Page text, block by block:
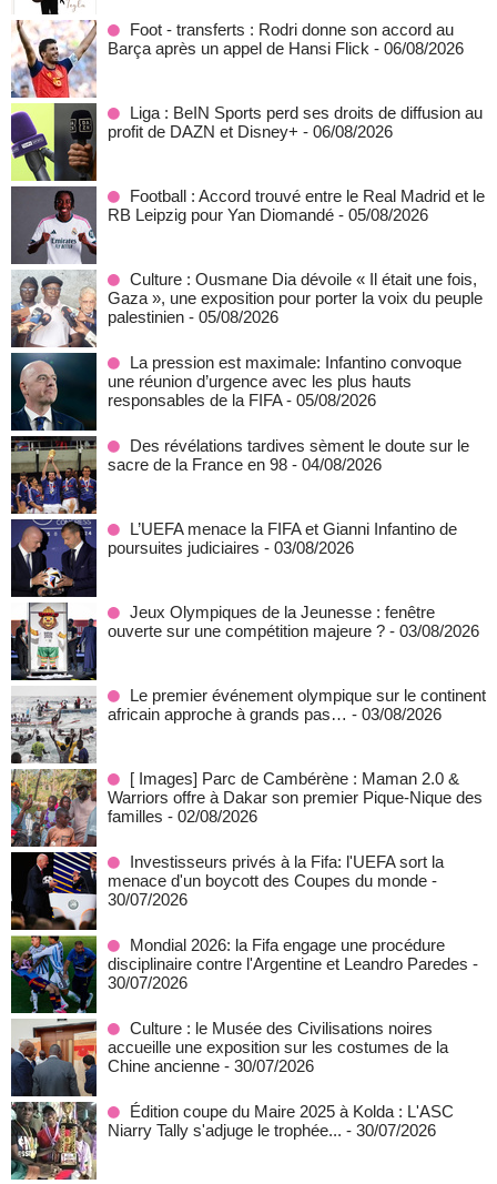
Foot - transferts : Rodri donne son accord au
Barça après un appel de Hansi Flick - 06/08/2026
Liga : BeIN Sports perd ses droits de diffusion au
profit de DAZN et Disney+ - 06/08/2026
Football : Accord trouvé entre le Real Madrid et le
RB Leipzig pour Yan Diomandé - 05/08/2026
Culture : Ousmane Dia dévoile « Il était une fois,
Gaza », une exposition pour porter la voix du peuple
palestinien - 05/08/2026
La pression est maximale: Infantino convoque
une réunion d’urgence avec les plus hauts
responsables de la FIFA - 05/08/2026
Des révélations tardives sèment le doute sur le
sacre de la France en 98 - 04/08/2026
L’UEFA menace la FIFA et Gianni Infantino de
poursuites judiciaires - 03/08/2026
Jeux Olympiques de la Jeunesse : fenêtre
ouverte sur une compétition majeure ? - 03/08/2026
Le premier événement olympique sur le continent
africain approche à grands pas… - 03/08/2026
[ Images] Parc de Cambérène : Maman 2.0 &
Warriors offre à Dakar son premier Pique-Nique des
familles - 02/08/2026
Investisseurs privés à la Fifa: l'UEFA sort la
menace d'un boycott des Coupes du monde -
30/07/2026
Mondial 2026: la Fifa engage une procédure
disciplinaire contre l'Argentine et Leandro Paredes -
30/07/2026
Culture : le Musée des Civilisations noires
accueille une exposition sur les costumes de la
Chine ancienne - 30/07/2026
Édition coupe du Maire 2025 à Kolda : L'ASC
Niarry Tally s'adjuge le trophée... - 30/07/2026